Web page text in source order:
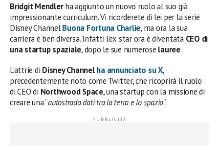
Bridgit Mendlerha aggiunto un nuovo ruolo al suo già
impressionante curriculum. Vi ricorderete di lei per la serie
Disney ChannelBuona Fortuna Charlie, ma ora la sua
carriera è ben diversa. Infatti l’ex star ora è diventata CEO di
una startup spaziale, dopo le sue numerose lauree.
L’attrie di Disney Channel ha annunciato su X,
precedentemente noto come Twitter, che ricoprirà il ruolo
di CEO di Northwood Space, una startup con la missione di
creare una “autostrada dati tra la terra e lo spazio“.